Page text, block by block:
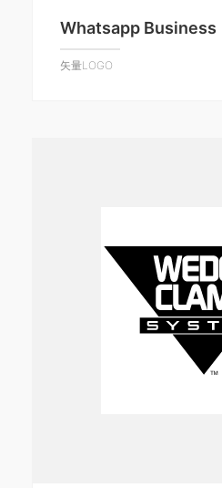
Whatsapp Business
矢量LOGO